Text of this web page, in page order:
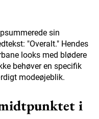
sin
"Overalt." Hendes
looks med blødere
behøver en specifik
modeøjeblik.
i